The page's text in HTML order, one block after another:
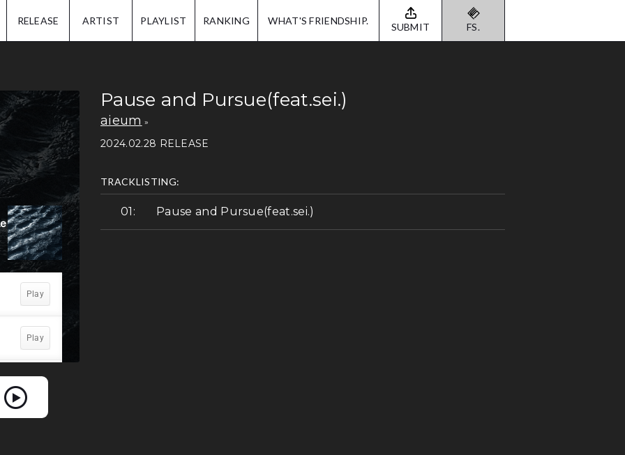
RELEASE ARTIST PLAYLIST RANKING WHAT'S FRIENDSHIP. SUBMIT FS.
Pause and Pursue(feat.sei.)
aieum
2024.02.28 RELEASE
TRACKLISTING:
Pause and Pursue(feat.sei.)